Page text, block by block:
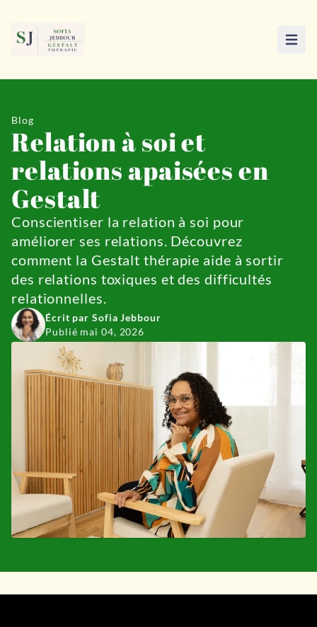
Blog
Relation à soi et
relations apaisées en
Gestalt
Conscientiser la relation à soi pour
améliorer ses relations. Découvrez
comment la Gestalt thérapie aide à sortir
des relations toxiques et des difficultés
relationnelles.
Écrit par Sofia Jebbour
Publié mai 04, 2026